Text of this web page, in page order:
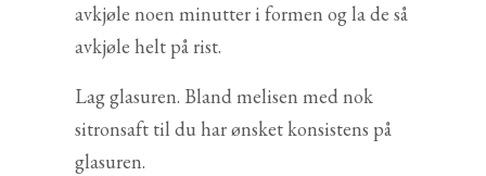
avkjøle noen minutter i formen og la de så
avkjøle helt på rist.
Lag glasuren. Bland melisen med nok
sitronsaft til du har ønsket konsistens på
glasuren.